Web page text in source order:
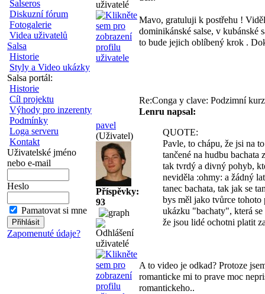
Salseros
Diskuzní fórum
Fotogalerie
Videa uživatelů
Salsa
Historie
Styly a Video ukázky
Salsa portál:
Historie
Cíl projektu
Výhody pro inzerenty
Podmínky
Loga serveru
Kontakt
Uživatelské jméno
nebo e-mail
Heslo
Pamatovat si mne
Zapomenuté údaje?
Mavo, gratuluji k postřehu !
dominikánské salse, v kubánské
to bude jejich oblíbený krok .
pavel
(Uživatel)
Příspěvky:
93
Re:Conga y clave: Podzimní
Lenru napsal:
QUOTE:
Pavle, to chápu, že jsi na
tančené na hudbu bachata
tak tvrdý a divný pohyb,
neviděla :ohmy: a žádný
tanec bachata, tak jak se
bys měl jako tvůrce tohoto
ukázku "bachaty", která
že jsou lidé ochotni platit
A to video je odkad? Protoze
romanticke mi to prave moc
romantickeho..